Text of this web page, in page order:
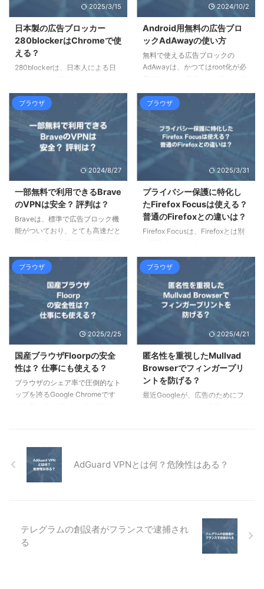
2025/3/15
日本製の広告ブロッカー
280blockerはChromeで使
える？
280blockerは、日本人による日
す。画面いっぱいの広告を一掃で
きる他、通信量を大幅に削減でき
は、Chromeに焦点をあてて、
iOSとAndroidの場合での使い方
について解説します。 ポイント
280blockerの概要 iOSのSafariと
広告ブロッカーの関係
280blockerの設定方法
280blockerとは？Chromeで使用
できる？ 280blockerの概要と、
広告ブロックの仕組みと、iOSの
仕様から、Chromeで280b ...
2024/10/2
Android用無料の広告ブロ
ックAdAwayの使い方
無料で使える広告ブロックの
AdAwayは、かつてはroot化が必
す。この記事では、AdAwayを
クするhostsファイルを追加する
方法を解説しています。 ポイン
ト AdAwayと広告ブロックの仕組
み AdAwayのインストール方法
hostsを追加する方法 AdAwayの
なぜroot化が必要なのか、root化
しない場合のメリット・デメリッ
トについて解説します。 AdAway
と ...
ブラウザ
2024/8/27
一部無料で利用できるBrave
のVPNは安全？ 評判は？
Braveは、標準で広告ブロック機
能がついており、とても高速だと
機能がついていますが、契約して
と思います。この記事では、
BraveのVPN機能と、実際に使っ
てみた感想、評判について、詳し
く解説しています。 ポイント
Braveとは BraveのFirewall +
た感想と評判 Brave VPNの設定
方法と解約方法 Brave VPNの無
料トライアル期間と安全性につい
て ...
ブラウザ
2025/3/31
プライバシー保護に特化し
たFirefox Focusは使える？
普通のFirefoxとの違いは？
Firefox Focusは、Firefoxとは別
ジェクト公式の軽量ブラウザで
す。この記事では、通常の
使えるのかについて、わかりやす
く解説しています。 ポイント
FirefoxとFirefox Focusの比較
Brave、DuckDuckGo、Firefox
Focusの比較 Firefox Focusの評
価 Firefox FocusとFirefoxの違い
通常のFirefoxとの比較と、Safari
統合について解説します。 Fi ...
ブラウザ
2025/2/25
国産ブラウザFloorpの安全
性は？ 仕事にも使える？
ブラウザのシェア率で圧倒的なト
ップを誇るGoogle Chromeです
るFloorpが注目されています。
Floorpはフィンガープリントの漏
くなく、カスタマイズ性能に特化
したブラウザと言えます。この記
事では、Floorpの特徴について、
ブラウザ
2025/4/21
匿名性を重視したMullvad
Browserでフィンガープリ
ントを防げる？
最近Googleが、広告のためにフ
MullvadとTor Projectが共同開発
の概要と、本当にフィンガープリ
ントによる特定を防ぐことができ
るのかについて解説します。 ポ
AdGuard VPNとは何？危険性はある？
テレグラムの創設者がフランスで逮捕され
る